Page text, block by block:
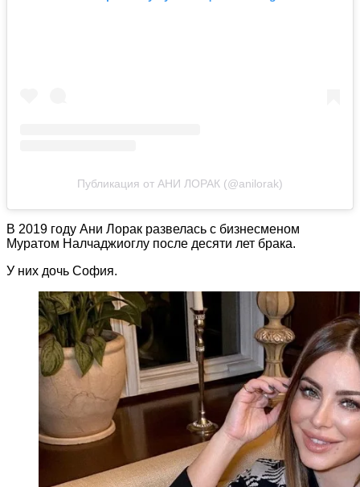
Публикация от АНИ ЛОРАК (@anilorak)
В 2019 году Ани Лорак развелась с бизнесменом
Муратом Налчаджиоглу после десяти лет брака.
У них дочь София.